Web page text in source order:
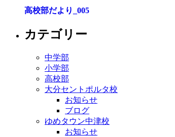
高校部だより_005
カテゴリー
中学部
小学部
高校部
大分セントポルタ校
お知らせ
ブログ
ゆめタウン中津校
お知らせ